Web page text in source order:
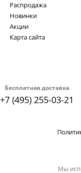
Бесплатная доставка
+7 (495) 255-03-21
Распродажа
Новинки
Акции
Карта сайта
Мы